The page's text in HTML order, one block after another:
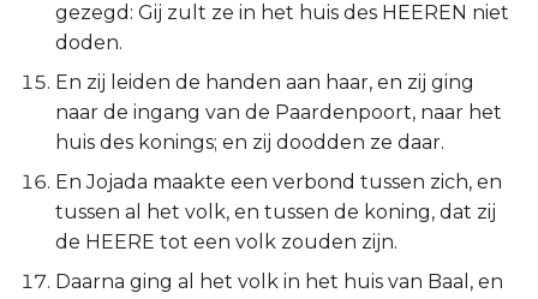
gezegd: Gij zult ze in het huis des HEEREN niet
doden.
En zij leiden de handen aan haar, en zij ging
naar de ingang van de Paardenpoort, naar het
huis des konings; en zij doodden ze daar.
En Jojada maakte een verbond tussen zich, en
tussen al het volk, en tussen de koning, dat zij
de HEERE tot een volk zouden zijn.
Daarna ging al het volk in het huis van Baal, en